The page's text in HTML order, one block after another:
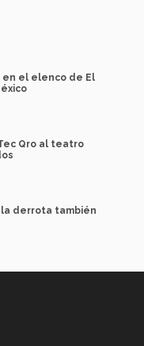
en el elenco de El
Qro al teatro
derrota también